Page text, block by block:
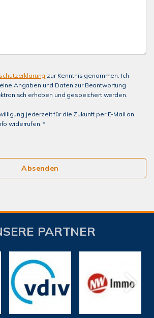
zur Kenntnis genommen. Ich
Angaben und Daten zur Beantwortung
erhoben und gespeichert werden.
jederzeit für die Zukunft per E-Mail an
widerrufen. *
Absenden
PARTNER